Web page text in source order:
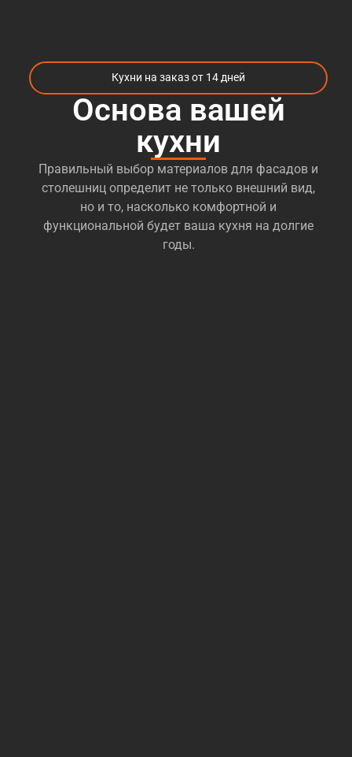
Кухни на заказ от 14 дней
Основа вашей
кухни
Правильный выбор материалов для фасадов и
столешниц определит не только внешний вид,
но и то, насколько комфортной и
функциональной будет ваша кухня на долгие
годы.